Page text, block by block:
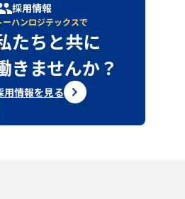
採用情報
ーハンロジテックスで
たちと共に
きませんか？
用情報を見る